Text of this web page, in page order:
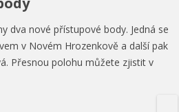
dva nové přístupové body. Jedná se
v Novém Hrozenkově a další pak
Přesnou polohu můžete zjistit v